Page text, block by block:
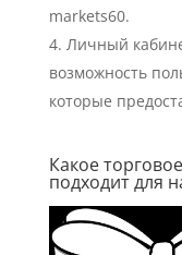
markets60.
Личный
возможность
которые
Какое
подходит для